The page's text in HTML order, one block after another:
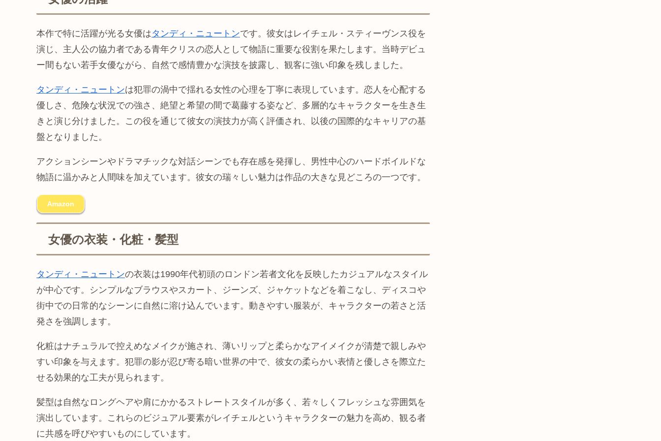
本作で特に活躍が光る女優はタンディ・ニュートンです。彼女はレイチェル・スティーヴンス役を
演じ、主人公の協力者である青年クリスの恋人として物語に重要な役割を果たします。当時デビュ
ー間もない若手女優ながら、自然で感情豊かな演技を披露し、観客に強い印象を残しました。
タンディ・ニュートンは犯罪の渦中で揺れる女性の心理を丁寧に表現しています。恋人を心配する
優しさ、危険な状況での強さ、絶望と希望の間で葛藤する姿など、多層的なキャラクターを生き生
きと演じ分けました。この役を通じて彼女の演技力が高く評価され、以後の国際的なキャリアの基
盤となりました。
アクションシーンやドラマチックな対話シーンでも存在感を発揮し、男性中心のハードボイルドな
物語に温かみと人間味を加えています。彼女の瑞々しい魅力は作品の大きな見どころの一つです。
Amazon
女優の衣装・化粧・髪型
タンディ・ニュートンの衣装は1990年代初頭のロンドン若者文化を反映したカジュアルなスタイル
が中心です。シンプルなブラウスやスカート、ジーンズ、ジャケットなどを着こなし、ディスコや
街中での日常的なシーンに自然に溶け込んでいます。動きやすい服装が、キャラクターの若さと活
発さを強調します。
化粧はナチュラルで控えめなメイクが施され、薄いリップと柔らかなアイメイクが清楚で親しみや
すい印象を与えます。犯罪の影が忍び寄る暗い世界の中で、彼女の柔らかい表情と優しさを際立た
せる効果的な工夫が見られます。
髪型は自然なロングヘアや肩にかかるストレートスタイルが多く、若々しくフレッシュな雰囲気を
演出しています。これらのビジュアル要素がレイチェルというキャラクターの魅力を高め、観る者
に共感を呼びやすいものにしています。